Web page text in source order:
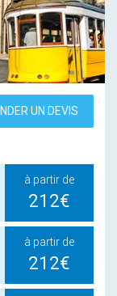
UN DEVIS
à partir de
212€
à partir de
212€